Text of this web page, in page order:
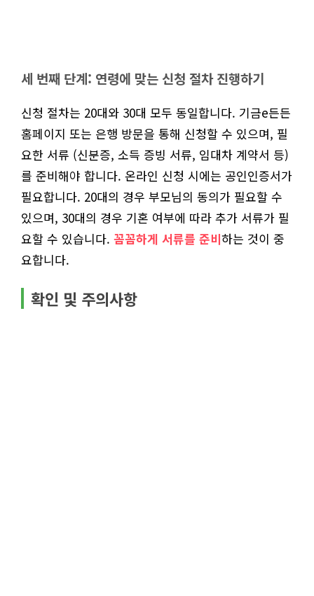
세 번째 단계: 연령에 맞는 신청 절차 진행하기
신청 절차는 20대와 30대 모두 동일합니다. 기금e든든
홈페이지 또는 은행 방문을 통해 신청할 수 있으며, 필
요한 서류 (신분증, 소득 증빙 서류, 임대차 계약서 등)
를 준비해야 합니다. 온라인 신청 시에는 공인인증서가
필요합니다. 20대의 경우 부모님의 동의가 필요할 수
있으며, 30대의 경우 기혼 여부에 따라 추가 서류가 필
요할 수 있습니다. 꼼꼼하게 서류를 준비하는 것이 중
요합니다.
확인 및 주의사항